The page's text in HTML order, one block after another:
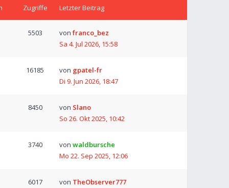
Zugriffe Letzter Beitrag
5503 von franco_bez
Sa 4. Jul 2026, 15:58
16185 von gpatel-fr
Di 9. Jun 2026, 18:47
8450 von Slano
So 26. Okt 2025, 10:42
3740 von waldbursche
Mo 22. Sep 2025, 12:06
6017 von TheObserver777